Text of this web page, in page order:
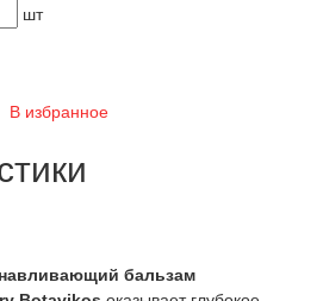
шт
В избранное
бальзам